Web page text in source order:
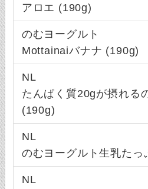
アロエ (190g)
のむヨーグルト
Mottainaiバナナ (190g)
NL
たんぱく質20gが摂れる
(190g)
NL
のむヨーグルト生乳たっ
NL